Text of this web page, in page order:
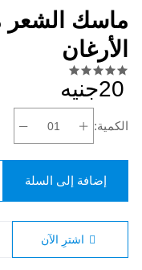
ماسك الشعر
الأرغان
20جنيه
الكمية:
إضافة إلى السلة
اشترِ الآن